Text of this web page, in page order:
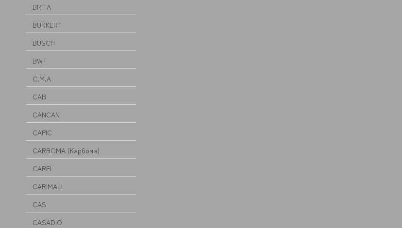
BRITA
BURKERT
BUSCH
BWT
C.M.A
CAB
CANCAN
CAPIC
CARBOMA (Карбома)
CAREL
CARIMALI
CAS
CASADIO